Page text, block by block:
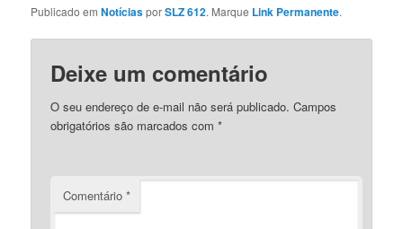
Publicado emNotíciasporSLZ 612. Marque Link Permanente.
Deixe um comentário
O seu endereço de e-mail não será publicado. Campos
obrigatórios são marcados com*
Comentário*